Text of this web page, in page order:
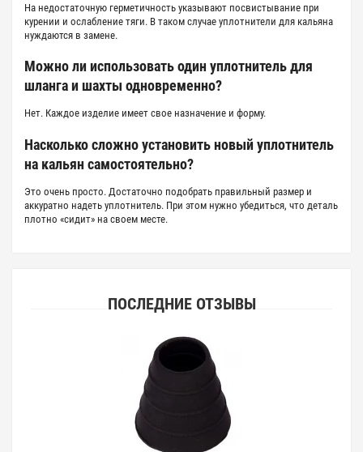
На недостаточную герметичность указывают посвистывание при
курении и ослабление тяги. В таком случае уплотнители для кальяна
нуждаются в замене.
Можно ли использовать один уплотнитель для
шланга и шахты одновременно?
Нет. Каждое изделие имеет свое назначение и форму.
Насколько сложно установить новый уплотнитель
на кальян самостоятельно?
Это очень просто. Достаточно подобрать правильный размер и
аккуратно надеть уплотнитель. При этом нужно убедиться, что деталь
плотно «сидит» на своем месте.
ПОСЛЕДНИЕ ОТЗЫВЫ